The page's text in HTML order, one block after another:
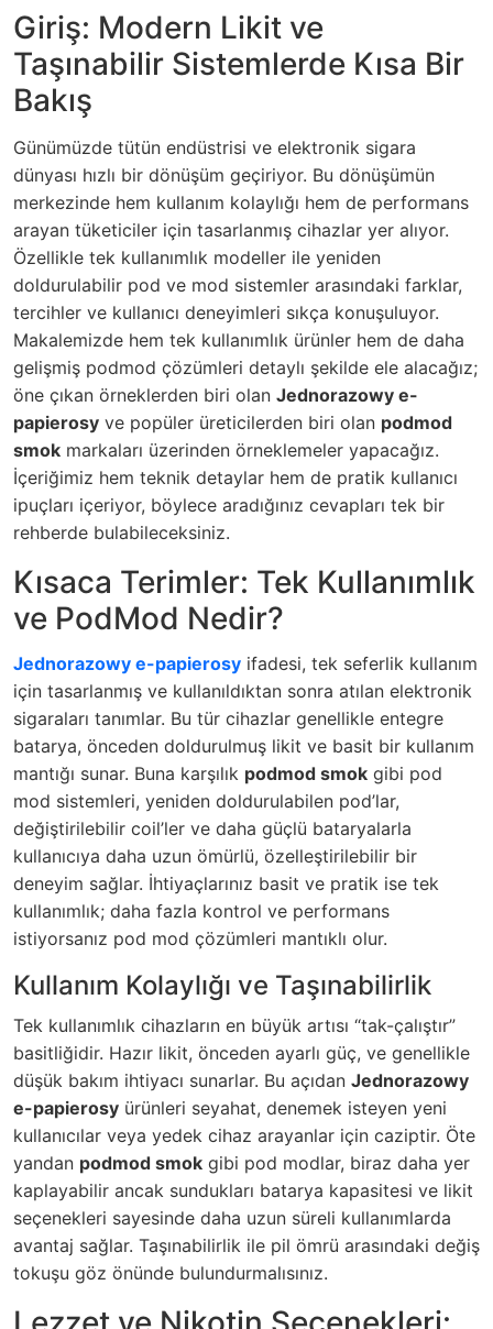
Giriş: Modern Likit ve
Taşınabilir Sistemlerde Kısa Bir
Bakış
Günümüzde tütün endüstrisi ve elektronik sigara
dünyası hızlı bir dönüşüm geçiriyor. Bu dönüşümün
merkezinde hem kullanım kolaylığı hem de performans
arayan tüketiciler için tasarlanmış cihazlar yer alıyor.
Özellikle tek kullanımlık modeller ile yeniden
doldurulabilir pod ve mod sistemler arasındaki farklar,
tercihler ve kullanıcı deneyimleri sıkça konuşuluyor.
Makalemizde hem tek kullanımlık ürünler hem de daha
gelişmiş podmod çözümleri detaylı şekilde ele alacağız;
öne çıkan örneklerden biri olan Jednorazowy e-
papierosy ve popüler üreticilerden biri olan podmod
smok markaları üzerinden örneklemeler yapacağız.
İçeriğimiz hem teknik detaylar hem de pratik kullanıcı
ipuçları içeriyor, böylece aradığınız cevapları tek bir
rehberde bulabileceksiniz.
Kısaca Terimler: Tek Kullanımlık
ve PodMod Nedir?
Jednorazowy e-papierosy ifadesi, tek seferlik kullanım
için tasarlanmış ve kullanıldıktan sonra atılan elektronik
sigaraları tanımlar. Bu tür cihazlar genellikle entegre
batarya, önceden doldurulmuş likit ve basit bir kullanım
mantığı sunar. Buna karşılık podmod smok gibi pod
mod sistemleri, yeniden doldurulabilen pod’lar,
değiştirilebilir coil’ler ve daha güçlü bataryalarla
kullanıcıya daha uzun ömürlü, özelleştirilebilir bir
deneyim sağlar. İhtiyaçlarınız basit ve pratik ise tek
kullanımlık; daha fazla kontrol ve performans
istiyorsanız pod mod çözümleri mantıklı olur.
Kullanım Kolaylığı ve Taşınabilirlik
Tek kullanımlık cihazların en büyük artısı “tak-çalıştır”
basitliğidir. Hazır likit, önceden ayarlı güç, ve genellikle
düşük bakım ihtiyacı sunarlar. Bu açıdan Jednorazowy
e-papierosy ürünleri seyahat, denemek isteyen yeni
kullanıcılar veya yedek cihaz arayanlar için caziptir. Öte
yandan podmod smok gibi pod modlar, biraz daha yer
kaplayabilir ancak sundukları batarya kapasitesi ve likit
seçenekleri sayesinde daha uzun süreli kullanımlarda
avantaj sağlar. Taşınabilirlik ile pil ömrü arasındaki değiş
tokuşu göz önünde bulundurmalısınız.